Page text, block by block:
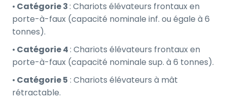
• Catégorie 3: Chariots élévateurs frontaux en
porte-à-faux (capacité nominale inf. ou égale à 6
tonnes).
• Catégorie 4: Chariots élévateurs frontaux en
porte-à-faux (capacité nominale sup. à 6 tonnes).
• Catégorie 5 : Chariots élévateurs à mât
rétractable.